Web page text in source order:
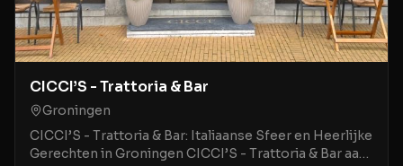
CICCI’S - Trattoria & Bar
Groningen
CICCI’S - Trattoria & Bar: Italiaanse Sfeer en Heerlijke
Gerechten in Groningen CICCI’S - Trattoria & Bar aan